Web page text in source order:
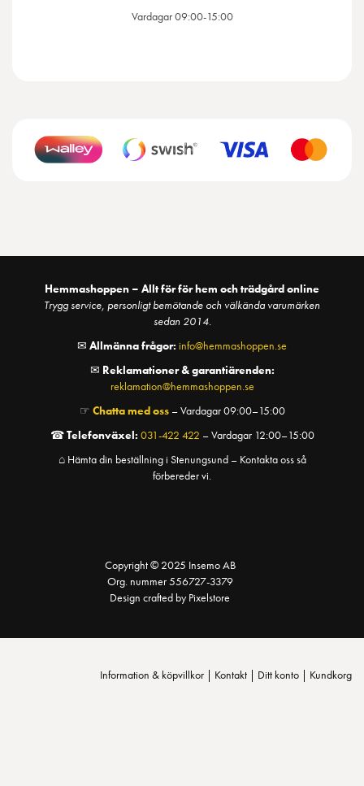
Vardagar 09:00-15:00
Hemmashoppen – Allt för för hem och trädgård online
Trygg service, personligt bemötande och välkända varumärken
sedan 2014.
✉ Allmänna frågor: info@hemmashoppen.se
✉ Reklamationer & garantiärenden:
reklamation@hemmashoppen.se
☞ Chatta med oss– Vardagar 09:00–15:00
☎Telefonväxel: 031-422 422 – Vardagar 12:00–15:00
⌂ Hämta din beställning i Stenungsund – Kontakta oss så
förbereder vi.
Copyright © 2025 Insemo AB
Org. nummer 556727-3379
Design crafted by Pixelstore
Information & köpvillkor | Kontakt | Ditt konto | Kundkorg